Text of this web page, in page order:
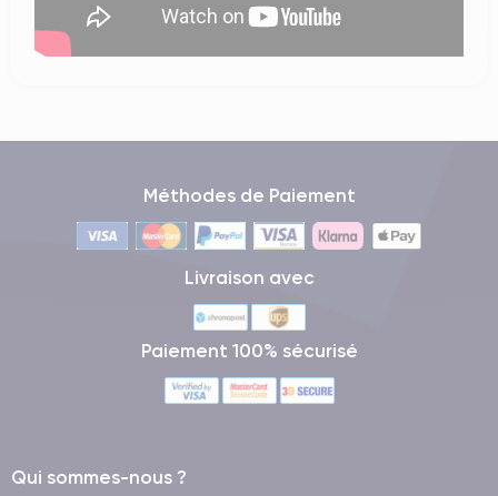
Méthodes de Paiement
Livraison avec
Paiement 100% sécurisé
Qui sommes-nous ?